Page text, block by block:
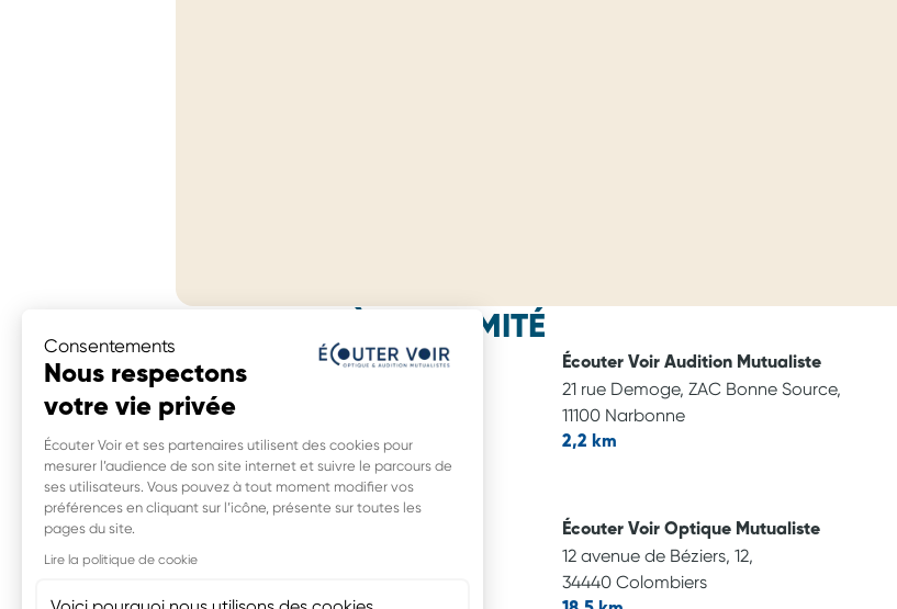
Consentements
Nous respectons
votre vie privée
Écouter Voir et ses partenaires utilisent des cookies pour
mesurer l’audience de son site internet et suivre le parcours de
ses utilisateurs. Vous pouvez à tout moment modifier vos
préférences en cliquant sur l’icône, présente sur toutes les
pages du site.
Lire la politique de cookie
MAGASINS À PROXIMITÉ
Écouter Voir Optique Mutualiste
15 boulevard Docteur Ferroul,
11100 Narbonne
0,0 km
Écouter Voir Audition Mutualiste
21 rue Demoge, ZAC Bonne Source,
11100 Narbonne
2,2 km
12 avenue de Béziers,
Écouter Voir Optique Mutualiste
12 avenue de Béziers, 12,
34440 Colombiers